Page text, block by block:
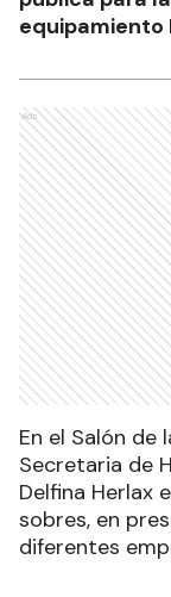
equipamiento
Ads
En el Salón de
Secretaria de
Delfina Herlax
sobres, en
diferentes